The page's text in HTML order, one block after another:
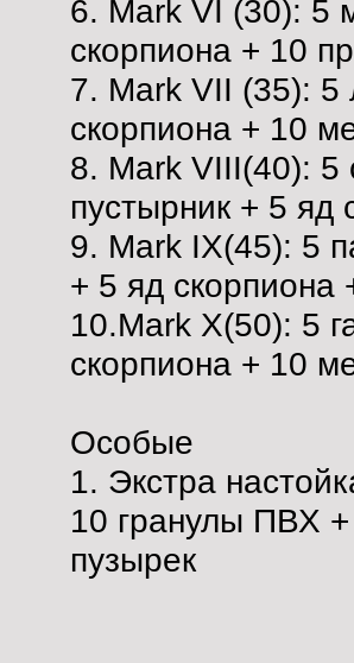
6. Mark VI (30): 5
скорпиона + 10
7. Mark VII (35): 5
скорпиона + 10
8. Mark VIII(40): 5
пустырник + 5 яд
9. Mark IX(45): 5
+ 5 яд скорпиона
10.Mark X(50): 5
скорпиона + 10
Особые
1. Экстра
10 гранулы ПВХ
пузырек